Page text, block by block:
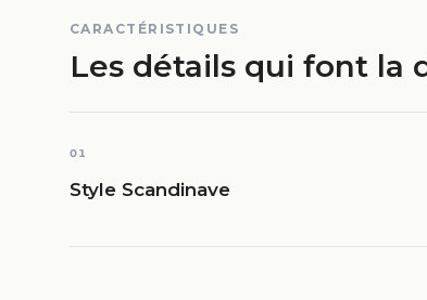
CARACTÉRISTIQUES
Les détails qui font la
01
Style Scandinave